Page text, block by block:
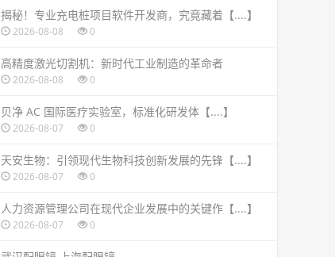
揭秘！专业充电桩项目软件开发商，究竟藏着【....】
2026-08-08 0
高精度激光切割机：新时代工业制造的革命者
2026-08-08 0
贝净 AC 国际医疗实验室，标准化研发体【....】
2026-08-07 0
天安生物：引领现代生物科技创新发展的先锋【....】
2026-08-07 0
人力资源管理公司在现代企业发展中的关键作【....】
2026-08-07 0